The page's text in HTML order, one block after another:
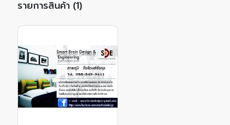
รายการสินค้า (1)